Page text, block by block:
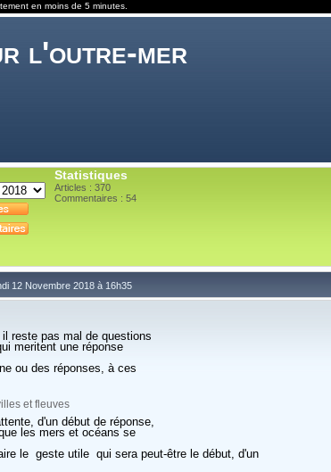
en moins de 5 minutes.
l'outre-mer
Statistiques
Articles : 370
Commentaires : 54
12 Novembre 2018 à 16h35
reste pas mal de questions
meritent une réponse
ou des réponses, à ces
d'un début de réponse,
les mers et océans se
le geste utile qui sera peut-être le début, d'un